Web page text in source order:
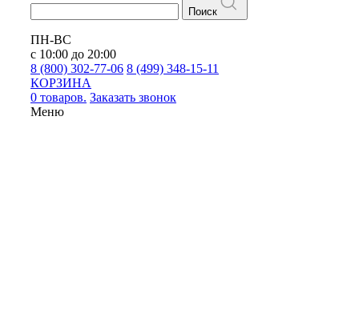
Поиск
ПН-ВС
с 10:00 до 20:00
8 (800) 302-77-06 8 (499) 348-15-11
КОРЗИНА
0 товаров. Заказать звонок
Меню